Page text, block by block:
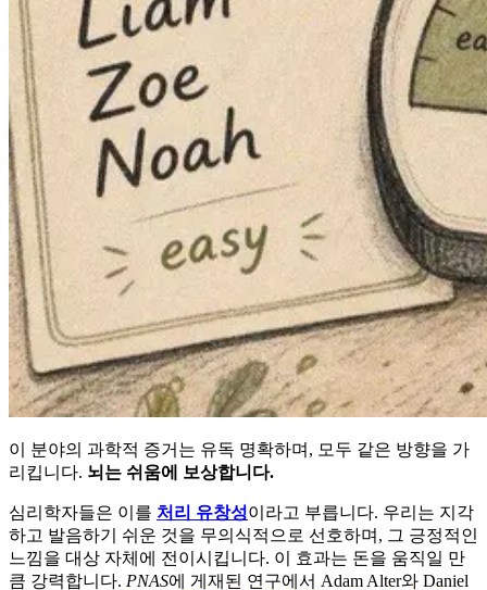
이 분야의 과학적 증거는 유독 명확하며, 모두 같은 방향을 가
리킵니다. 뇌는 쉬움에 보상합니다.
심리학자들은 이를 처리 유창성이라고 부릅니다. 우리는 지각
하고 발음하기 쉬운 것을 무의식적으로 선호하며, 그 긍정적인
느낌을 대상 자체에 전이시킵니다. 이 효과는 돈을 움직일 만
큼 강력합니다. PNAS에 게재된 연구에서 Adam Alter와 Daniel